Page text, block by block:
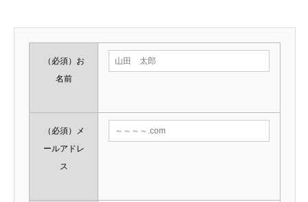
（必須） お
名前
（必須）
メ
ールアドレ
ス